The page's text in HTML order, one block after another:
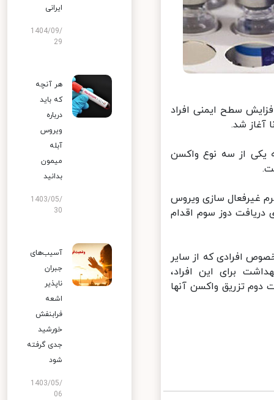
سطح ایمنی افراد
واکسن کرونا برای افراد بالای ۴۰ سال که یکی از سه نوع واکسن
با پلت فرم غیرفعال سازی ویروس
برای دریافت دوز سوم اقدام
افرادی که از سایر
برای این افراد،
افراد بالای ۶۰ سال که ۶ ماه از نوبت دوم تزریق واکسن آنها
ایرانی
1404/09/
29
هر آنچه
که باید
درباره
ویروس
آبله
میمون
بدانید
1403/05/
30
آسیب‌های
جبران
ناپذیر
اشعه
فرابنفش
خورشید
جدی گرفته
شود
1403/05/
06